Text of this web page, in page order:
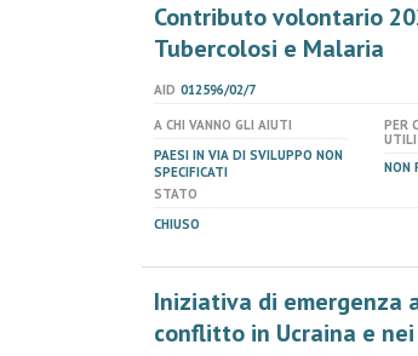
Contributo volontario
Tubercolosi e Malaria
AID 012596/02/7
A CHI VANNO GLI AIUTI
PAESI IN VIA DI SVILUPPO NON
SPECIFICATI
PER
NON
STATO
CHIUSO
Iniziativa di emergenza
conflitto in Ucraina e